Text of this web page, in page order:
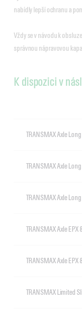
nabídly lepší ochranu a
Vždy se v návodu k
správnou nápravovou
K dispozici v
TRANSMAX Axle
TRANSMAX Axle
TRANSMAX Axle
TRANSMAX Axle EPX
TRANSMAX Axle EPX
TRANSMAX Limited